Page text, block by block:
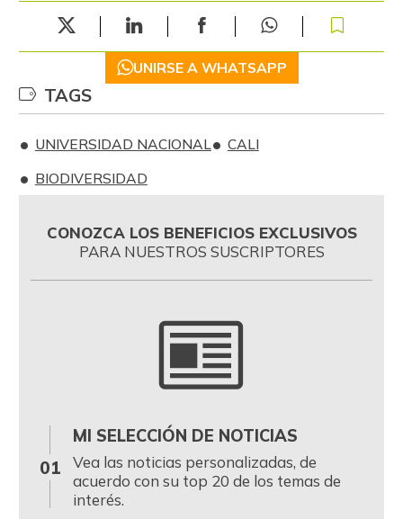
UNIRSE A WHATSAPP
TAGS
UNIVERSIDAD NACIONAL
CALI
BIODIVERSIDAD
CONOZCA LOS BENEFICIOS EXCLUSIVOS
PARA NUESTROS SUSCRIPTORES
01
MI SELECCIÓN DE NOTICIAS
Vea las noticias personalizadas, de
acuerdo con su top 20 de los temas de
interés.